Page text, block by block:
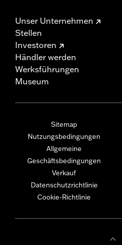
Unser Unternehmen
Stellen
Investoren
Händler werden
Werksführungen
Museum
Sitemap
Nutzungsbedingungen
Allgemeine
Geschäftsbedingungen
Verkauf
Datenschutzrichtlinie
Cookie-Richtlinie